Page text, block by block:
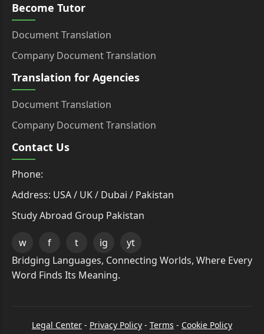
Become Tutor
Document Translation
Company Document Translation
Translation for Agencies
Document Translation
Company Document Translation
Contact Us
Phone:
Address: USA / UK / Dubai / Pakistan
Study Abroad Group Pakistan
w f t ig
yt
Bridging Languages, Connecting Worlds, Where Every
Word Finds Its Meaning.
Legal Center - Privacy Policy - Terms - Cookie Policy